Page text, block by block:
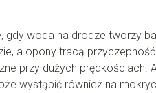
gdy woda na drodze tworzy
a opony tracą
przy dużych prędkościach.
wystąpić również na